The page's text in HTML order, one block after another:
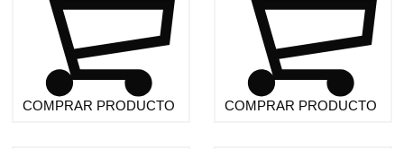
COMPRAR PRODUCTO COMPRAR PRODUCTO